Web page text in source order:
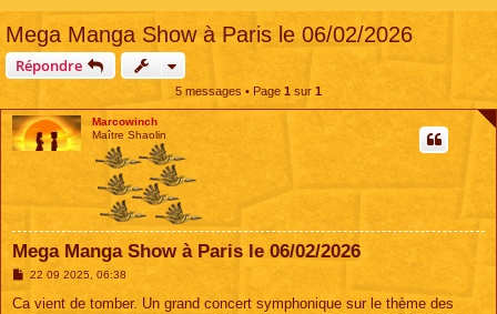
Mega Manga Show à Paris le 06/02/2026
Répondre
5 messages • Page 1 sur 1
Marcowinch
Maître Shaolin
Mega Manga Show à Paris le 06/02/2026
M
s
22 09 2025, 06:38
Ca vient de tomber. Un grand concert symphonique sur le thème des